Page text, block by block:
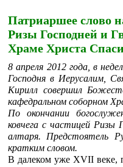
Патриаршее слово
Ризы Господней и
Храме Христа
8 апреля 2012 года, в
Господня в Иерусалим,
Кирилл совершил
кафедральном соборном
По окончании
ковчега с частицей Ризы
алтаря. Предстоятель
кратким словом.
В далеком уже XVII веке,